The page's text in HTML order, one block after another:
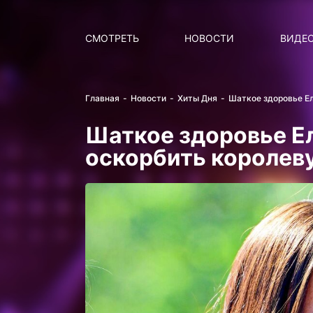
СМОТРЕТЬ НОВОСТИ
Главная Новости Хиты Дня Шаткое здоровье
Шаткое здоровье
оскорбить